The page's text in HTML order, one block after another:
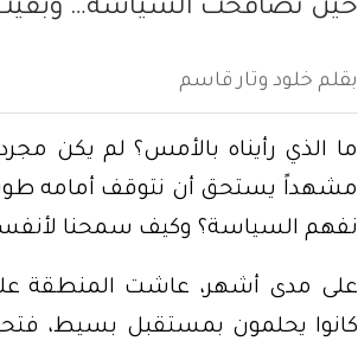
حين تصافحت السياسة…
بقلم خلود وتار قاسم
ما الذي رأيناه بالأمس؟ لم يكن
مشهداً يستحق أن نتوقف أمامه
نفهم السياسة؟ وكيف سمحنا
على مدى أشهر، عاشت المنطقة
كانوا يحلمون بمستقبل بسيط،